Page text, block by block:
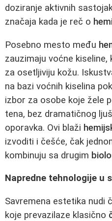
doziranje aktivnih
značaja kada je reč o
Posebno mesto među
zauzimaju voćne kiseline,
za osetljiviju kožu.
na bazi voćnih kiselina
izbor za osobe koje žele
tena, bez dramatičnog
oporavka. Ovi blaži
izvoditi i češće, čak
kombinuju sa drugim
Napredne tehnologije u
Savremena estetika nudi
koje prevazilaze klasično